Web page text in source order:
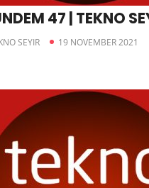
47 | TEKNO
SEYIR 19 NOVEMBER 2021